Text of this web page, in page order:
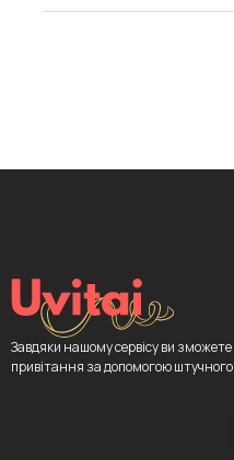
Завдяки нашому сервісу ви
привітання за допомогою штучного